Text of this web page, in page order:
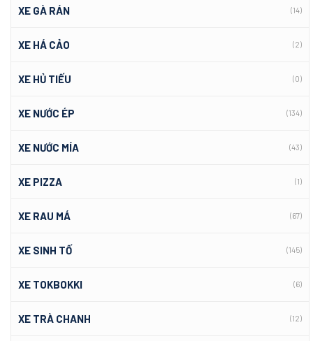
XE GÀ RÁN (14)
XE HÁ CẢO (2)
XE HỦ TIẾU (0)
XE NƯỚC ÉP (134)
XE NƯỚC MÍA (43)
XE PIZZA (1)
XE RAU MÁ (67)
XE SINH TỐ (145)
XE TOKBOKKI (6)
XE TRÀ CHANH (12)